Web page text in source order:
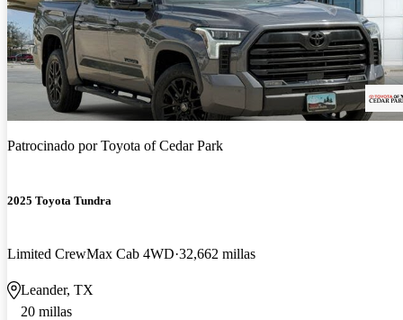
Patrocinado porToyota of Cedar Park
2025 Toyota Tundra
Limited CrewMax Cab 4WD 32,662 millas
Leander, TX
20 millas